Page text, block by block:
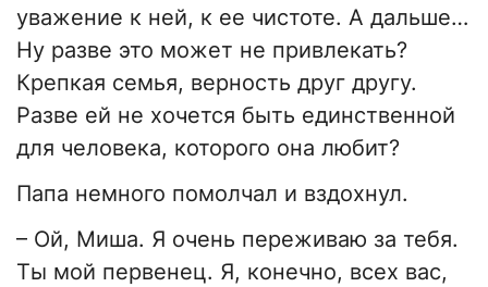
уважение к ней, к ее чистоте. А дальше…
Ну разве это может не привлекать?
Крепкая семья, верность друг другу.
Разве ей не хочется быть единственной
для человека, которого она любит?
Папа немного помолчал и вздохнул.
– Ой, Миша. Я очень переживаю за тебя.
Ты мой первенец. Я, конечно, всех вас,